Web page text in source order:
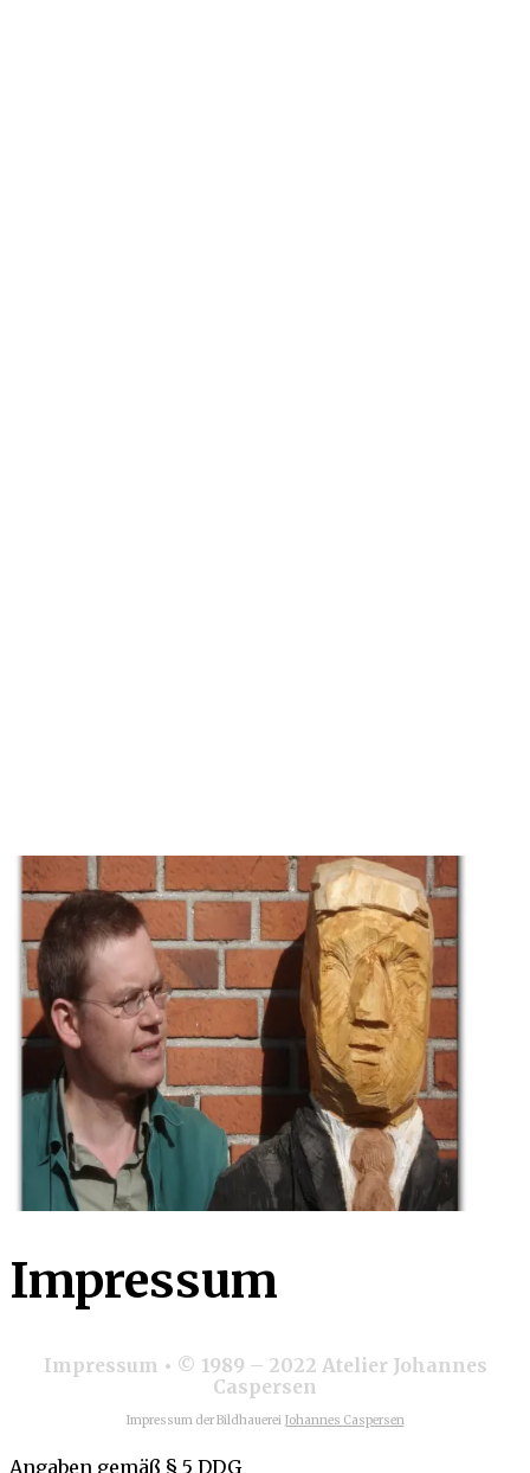
Impressum
Impressum • © 1989 – 2022 Atelier Johannes
Caspersen
Impressum der Bildhauerei Johannes Caspersen
Angaben gemäß § 5 DDG